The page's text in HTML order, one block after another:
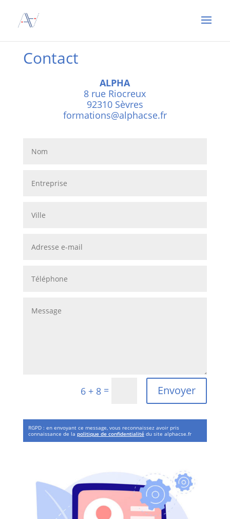
Contact
ALPHA
8 rue Riocreux
92310 Sèvres
formations@alphacse.fr
6 + 8 = Envoyer
RGPD : en envoyant ce message, vous reconnaissez avoir pris
connaissance de la politique de confidentialitédu site alphacse.fr